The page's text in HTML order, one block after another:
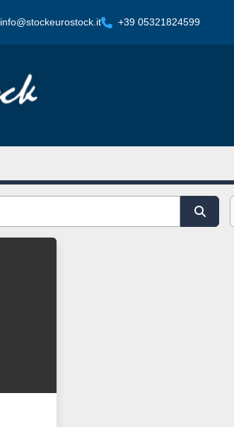
info@stockeurostock.it +39 05321824599